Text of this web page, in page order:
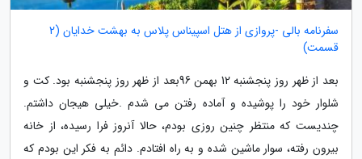
سفرنامه بالی -پروازی از هتل اسپیناس پلاس به بهشت خدایان (2
قسمت)
بعد از ظهر روز پنجشنبه 12 بهمن 96بعد از ظهر روز پنجشنبه بود. کت و
شلوار خود را پوشیده و آماده رفتن می شدم .خیلی هیجان داشتم.
چندیست که منتظر چنین روزی بودم، حالا آنروز فرا رسیده، از خانه
بیرون رفته، سوار ماشین شده و به راه افتادم. دائم به فکر این بودم که